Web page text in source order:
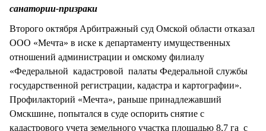
санатории-призраки
Второго октября Арбитражный суд Омской области отказал
ООО «Мечта» в иске к департаменту имущественных
отношений администрации и омскому филиалу
«Федеральной кадастровой палаты Федеральной службы
государственной регистрации, кадастра и картографии».
Профилакторий «Мечта», раньше принадлежавший
Омскшине, попытался в суде оспорить снятие с
кадастрового учета земельного участка площадью 8,7 га с